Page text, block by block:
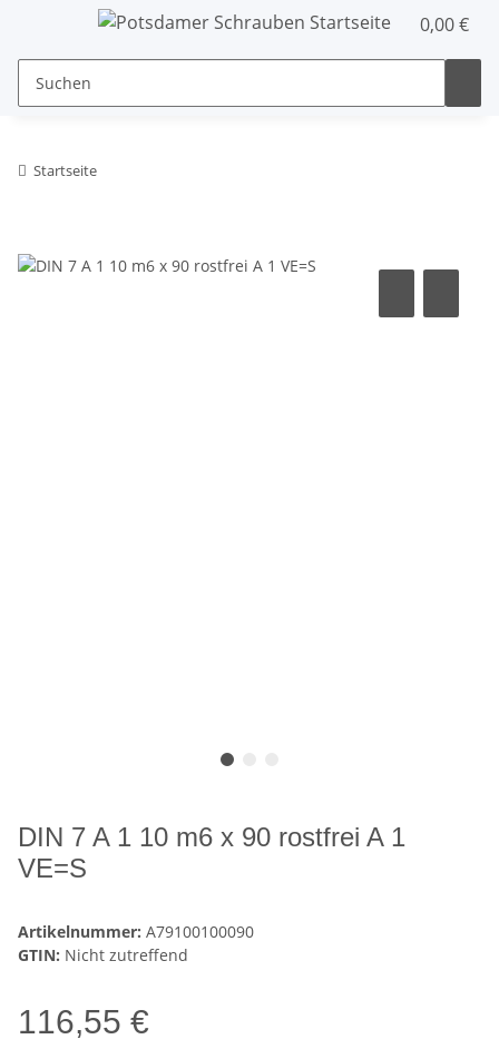
0,00 €
Startseite
DIN 7 A 1 10 m6 x 90 rostfrei A 1
VE=S
Artikelnummer: A79100100090
GTIN: Nicht zutreffend
116,55 €